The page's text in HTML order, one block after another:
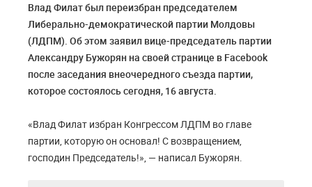
Влад Филат был переизбран председателем
Либерально-демократической партии Молдовы
(ЛДПМ). Об этом заявил вице-председатель партии
Александру Бужорян на своей странице в Facebook
после заседания внеочередного съезда партии,
которое состоялось сегодня, 16 августа.
«Влад Филат избран Конгрессом ЛДПМ во главе
партии, которую он основал! С возвращением,
господин Председатель!», — написал Бужорян.